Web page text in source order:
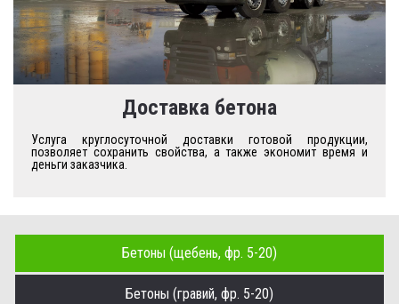
Доставка бетона
Услуга круглосуточной доставки готовой продукции,
позволяет сохранить свойства, а также экономит время и
деньги заказчика.
Бетоны (щебень, фр. 5-20)
Бетоны (гравий, фр. 5-20)